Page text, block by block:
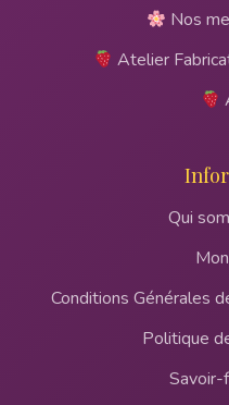
Nos
Atelier
Qui
Conditions Générales
Politique
Savoir-